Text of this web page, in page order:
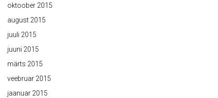
oktoober 2015
august 2015
juuli 2015
juuni 2015
märts 2015
veebruar 2015
jaanuar 2015